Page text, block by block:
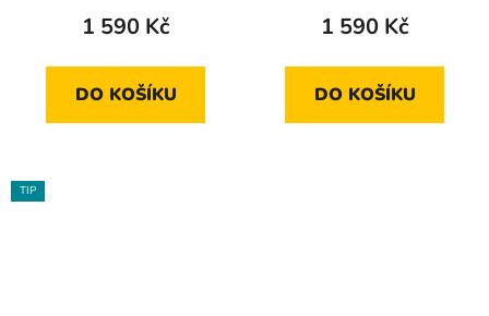
1 590 Kč
DO KOŠÍKU
1 590 Kč
DO KOŠÍKU
TIP